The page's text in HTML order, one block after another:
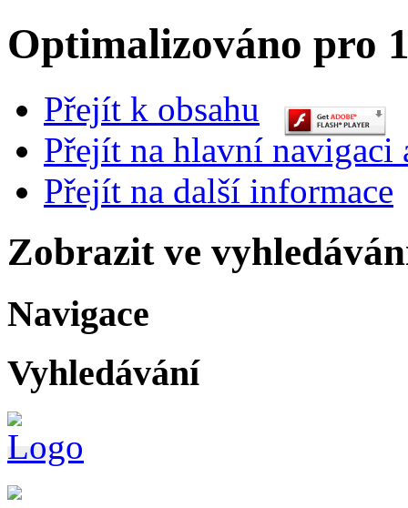
Optimalizováno pro
Přejít k obsahu
Přejít na hlavní navigaci
Přejít na další informace
Zobrazit ve
Navigace
Vyhledávání